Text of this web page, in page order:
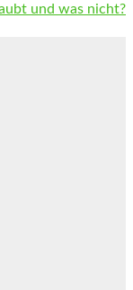
und was nicht?